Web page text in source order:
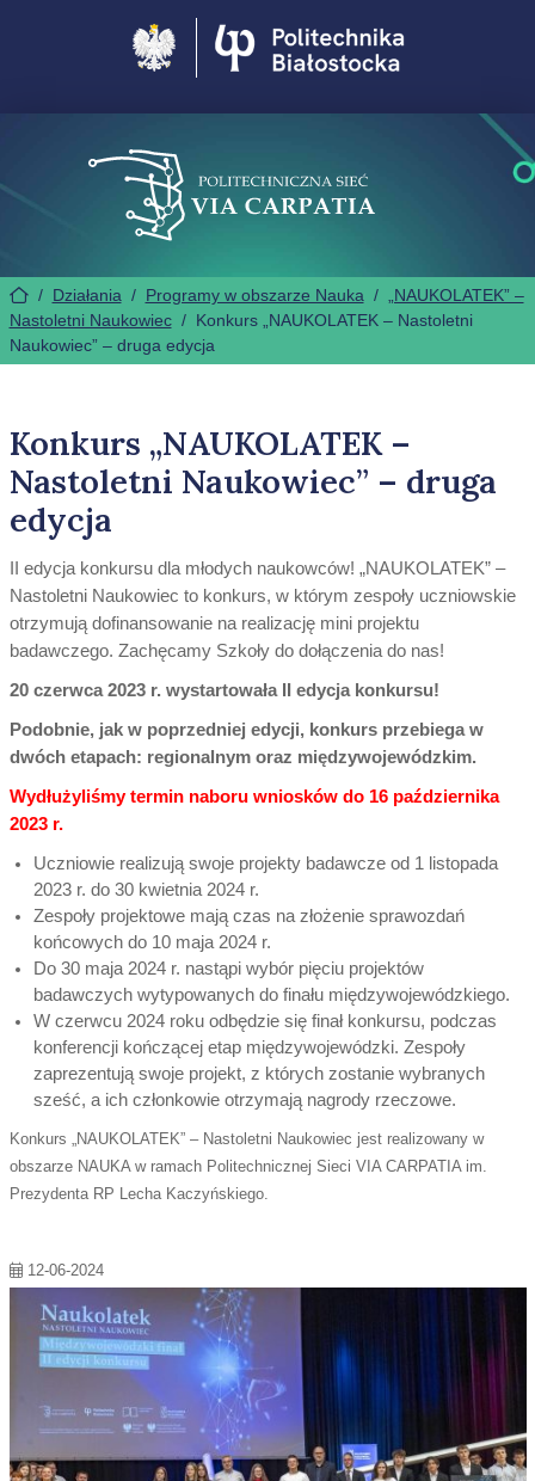
/ Działania/ Programy w obszarze Nauka/ „NAUKOLATEK” –
Nastoletni Naukowiec/ Konkurs „NAUKOLATEK – Nastoletni
Naukowiec” – druga edycja
Konkurs „NAUKOLATEK –
Nastoletni Naukowiec” – druga
edycja
II edycja konkursu dla młodych naukowców! „NAUKOLATEK” –
Nastoletni Naukowiec to konkurs, w którym zespoły uczniowskie
otrzymują dofinansowanie na realizację mini projektu
badawczego. Zachęcamy Szkoły do dołączenia do nas!
20 czerwca 2023 r. wystartowała II edycja konkursu!
Podobnie, jak w poprzedniej edycji, konkurs przebiega w
dwóch etapach: regionalnym oraz międzywojewódzkim.
Wydłużyliśmy termin naboru wniosków do 16 października
2023 r.
Uczniowie realizują swoje projekty badawcze od 1 listopada
2023 r. do 30 kwietnia 2024 r.
Zespoły projektowe mają czas na złożenie sprawozdań
końcowych do 10 maja 2024 r.
Do 30 maja 2024 r. nastąpi wybór pięciu projektów
badawczych wytypowanych do finału międzywojewódzkiego.
W czerwcu 2024 roku odbędzie się finał konkursu, podczas
konferencji kończącej etap międzywojewódzki. Zespoły
zaprezentują swoje projekt, z których zostanie wybranych
sześć, a ich członkowie otrzymają nagrody rzeczowe.
Konkurs „NAUKOLATEK” – Nastoletni Naukowiec jest realizowany w
obszarze NAUKA w ramach Politechnicznej Sieci VIA CARPATIA im.
Prezydenta RP Lecha Kaczyńskiego.
12-06-2024